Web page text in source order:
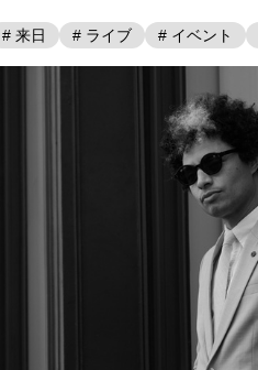
# 来日 # ライブ # イベント